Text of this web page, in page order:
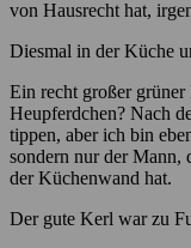
von Hausrecht hat,
Diesmal in der Küche
Ein recht großer
Heupferdchen? Nach
tippen, aber ich bin
sondern nur der Mann,
der Küchenwand hat.
Der gute Kerl war zu